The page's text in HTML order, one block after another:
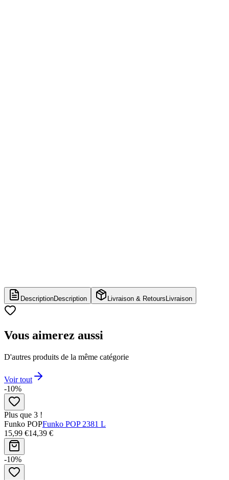
DescriptionDescription Livraison & Retours Livraison
Vous aimerez aussi
D'autres produits de la même catégorie
Voir tout
-10%
Plus que 3 !
Funko POPFunko POP 2381 L
15,99 €14,39 €
-10%